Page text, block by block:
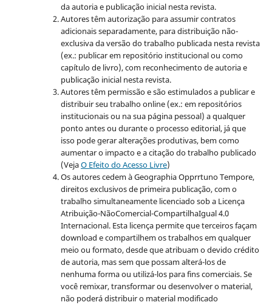
da autoria e publicação inicial nesta revista.
Autores têm autorização para assumir contratos
adicionais separadamente, para distribuição não-
exclusiva da versão do trabalho publicada nesta revista
(ex.: publicar em repositório institucional ou como
capítulo de livro), com reconhecimento de autoria e
publicação inicial nesta revista.
Autores têm permissão e são estimulados a publicar e
distribuir seu trabalho online (ex.: em repositórios
institucionais ou na sua página pessoal) a qualquer
ponto antes ou durante o processo editorial, já que
isso pode gerar alterações produtivas, bem como
aumentar o impacto e a citação do trabalho publicado
(VejaO Efeito do Acesso Livre)
Os autores cedem à Geographia Opprrtuno Tempore,
direitos exclusivos de primeira publicação, com o
trabalho simultaneamente licenciado sob a Licença
Atribuição-NãoComercial-CompartilhaIgual 4.0
Internacional. Esta licença permite que terceiros façam
download e compartilhem os trabalhos em qualquer
meio ou formato, desde que atribuam o devido crédito
de autoria, mas sem que possam alterá-los de
nenhuma forma ou utilizá-los para fins comerciais. Se
você remixar, transformar ou desenvolver o material,
não poderá distribuir o material modificado